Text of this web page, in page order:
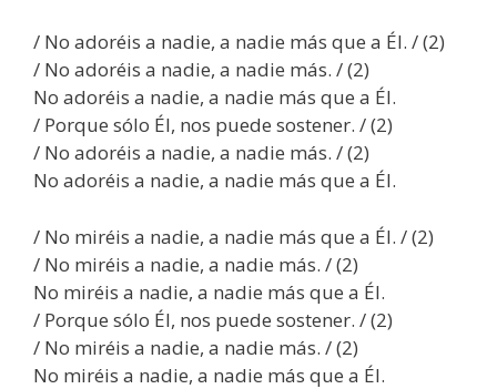
/ No adoréis a nadie, a nadie más que a Él. / (2)
/ No adoréis a nadie, a nadie más. / (2)
No adoréis a nadie, a nadie más que a Él.
/ Porque sólo Él, nos puede sostener. / (2)
/ No adoréis a nadie, a nadie más. / (2)
No adoréis a nadie, a nadie más que a Él.
/ No miréis a nadie, a nadie más que a Él. / (2)
/ No miréis a nadie, a nadie más. / (2)
No miréis a nadie, a nadie más que a Él.
/ Porque sólo Él, nos puede sostener. / (2)
/ No miréis a nadie, a nadie más. / (2)
No miréis a nadie, a nadie más que a Él.